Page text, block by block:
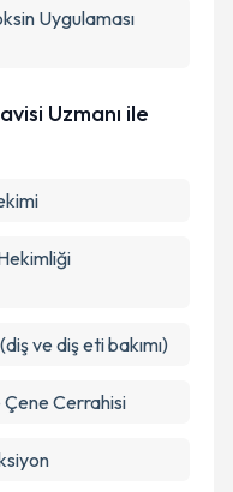
Uygulaması
Uzmanı ile
ve diş eti bakımı)
Cerrahisi